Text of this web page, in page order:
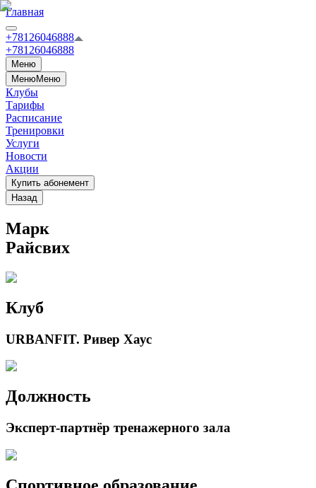
Главная
+78126046888
+78126046888
Меню
МенюМеню
Клубы
Тарифы
Расписание
Тренировки
Услуги
Новости
Акции
Купить абонемент
Назад
Марк
Райсвих
Клуб
URBANFIT. Ривер Хаус
Должность
Эксперт-партнёр тренажерного зала